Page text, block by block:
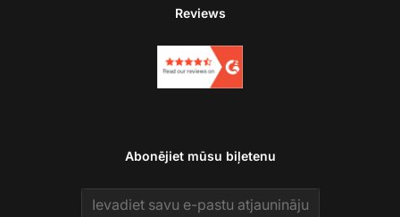
Reviews
Abonējiet mūsu biļetenu
Email address